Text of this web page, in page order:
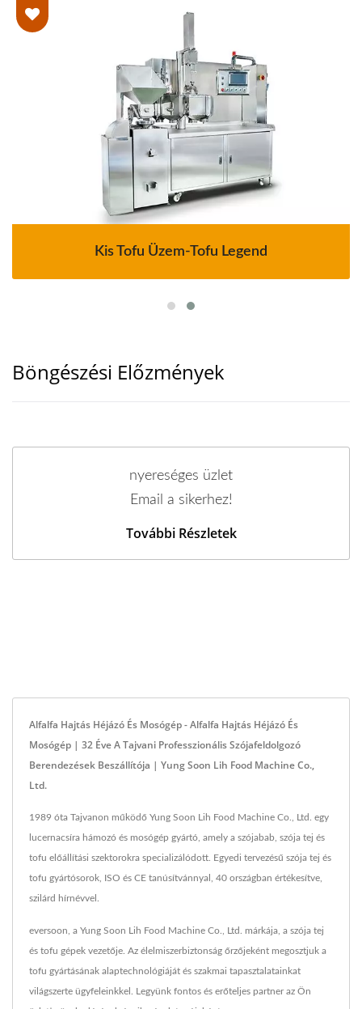
Kis Tofu Üzem-Tofu Legend
Böngészési Előzmények
nyereséges üzlet
Email a sikerhez!
További Részletek
Alfalfa Hajtás Héjázó És Mosógép - Alfalfa Hajtás Héjázó És
Mosógép | 32 Éve A Tajvani Professzionális Szójafeldolgozó
Berendezések Beszállítója | Yung Soon Lih Food Machine Co.,
Ltd.
1989 óta Tajvanon működő Yung Soon Lih Food Machine Co., Ltd. egy
lucernacsíra hámozó és mosógép gyártó, amely a szójabab, szója tej és
tofu előállítási szektorokra specializálódott. Egyedi tervezésű szója tej és
tofu gyártósorok, ISO és CE tanúsítvánnyal, 40 országban értékesítve,
szilárd hírnévvel.
eversoon, a Yung Soon Lih Food Machine Co., Ltd. márkája, a szója tej
és tofu gépek vezetője. Az élelmiszerbiztonság őrzőjeként megosztjuk a
tofu gyártásának alaptechnológiáját és szakmai tapasztalatainkat
világszerte ügyfeleinkkel. Legyünk fontos és erőteljes partner az Ön